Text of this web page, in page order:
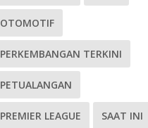
OTOMOTIF
PERKEMBANGAN TERKINI
PETUALANGAN
PREMIER LEAGUE SAAT INI